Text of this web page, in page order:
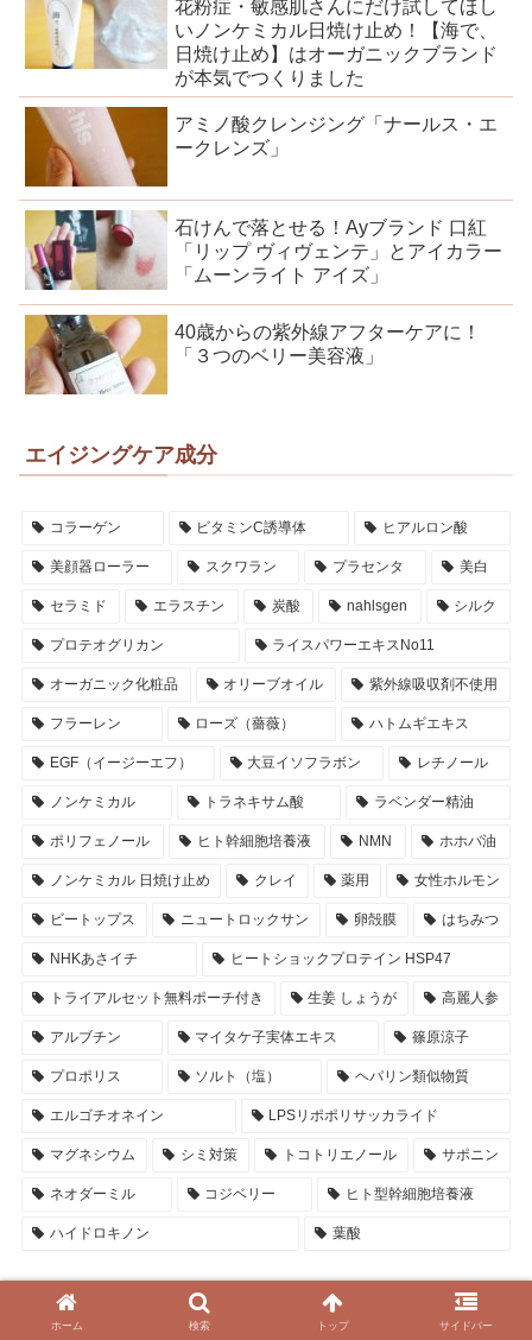
花粉症・敏感肌さんにだけ試してほし
いノンケミカル日焼け止め！【海で、
日焼け止め】はオーガニックブランド
が本気でつくりました
アミノ酸クレンジング「ナールス・エ
ークレンズ」
石けんで落とせる！Ayブランド 口紅
「リップ ヴィヴェンテ」とアイカラー
「ムーンライト アイズ」
40歳からの紫外線アフターケアに！
「３つのベリー美容液」
エイジングケア成分
コラーゲン ビタミンC誘導体 ヒアルロン酸
美顔器ローラー スクワラン プラセンタ 美白
セラミド エラスチン 炭酸 nahlsgen シルク
プロテオグリカン ライスパワーエキスNo11
オーガニック化粧品 オリーブオイル 紫外線吸収剤不使用
フラーレン ローズ（薔薇） ハトムギエキス
EGF（イージーエフ） 大豆イソフラボン レチノール
ノンケミカル トラネキサム酸 ラベンダー精油
ポリフェノール ヒト幹細胞培養液 NMN ホホバ油
ノンケミカル 日焼け止め クレイ 薬用 女性ホルモン
ビートップス ニュートロックサン 卵殻膜 はちみつ
NHKあさイチ ヒートショックプロテイン HSP47
トライアルセット無料ポーチ付き 生姜 しょうが 高麗人参
アルブチン マイタケ子実体エキス 篠原涼子
プロポリス ソルト（塩） ヘパリン類似物質
エルゴチオネイン LPSリポポリサッカライド
マグネシウム シミ対策 トコトリエノール サポニン
ネオダーミル コジベリー ヒト型幹細胞培養液
ハイドロキノン 葉酸
アイテム別
ホーム 検索 トップ サイドバー